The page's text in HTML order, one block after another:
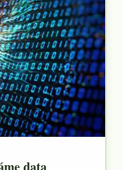
data